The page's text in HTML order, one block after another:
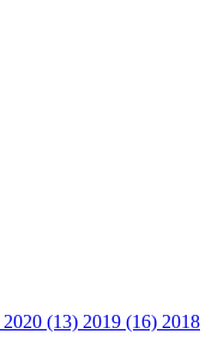
2020 (13) 2019 (16) 2018